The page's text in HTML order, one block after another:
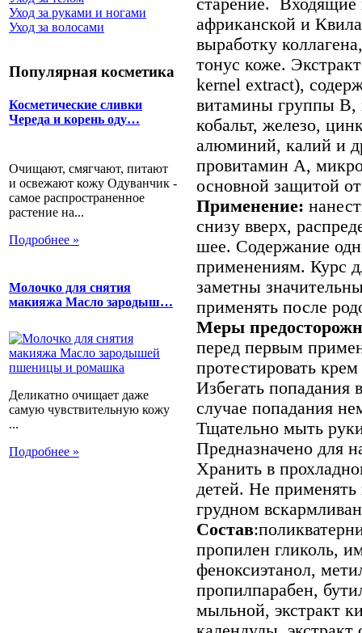
Уход за руками и ногами
Уход за волосами
Популярная косметика
Косметические сливки
Череда и корень оду…
Очищают, смягчают, питают
и освежают кожу Одуванчик -
самое распространенное
растение на...
Подробнее »
Молочко для снятия
макияжа Масло зародыш…
Деликатно очищает даже
самую чувствительную кожу
...
Подробнее »
старение. Входящие
африканской и
выработку
тонус коже.
kernel extract),
витамины группы В,
кобальт, железо,
алюминий, калий и
провитамин А,
основной защитой
Применение:
снизу вверх,
шее. Содержание
применениям. Курс
заметны
применять после
Меры
перед первым
протестировать
Избегать попадания
случае попадания
Тщательно мыть
Предназначено для
Хранить в
детей. Не
грудном
Состав
пропилен гликоль,
феноксиэтанол,
пропилпарабен,
мыльной, экстракт